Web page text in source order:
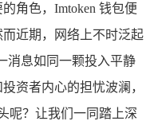
角色，Imtoken 钱包便
近期，网络上不时泛起
消息如同一颗投入平静
资者内心的担忧波澜，
呢？让我们一同踏上深